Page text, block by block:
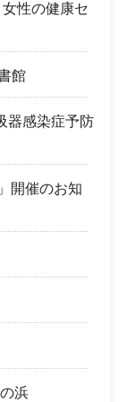
性の健康セ
館
器感染症予防
開催のお知
浜